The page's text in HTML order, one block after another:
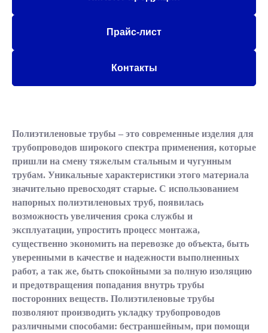
Прайс-лист
Контакты
Полиэтиленовые трубы – это современные изделия для
трубопроводов широкого спектра применения, которые
пришли на смену тяжелым стальным и чугунным
трубам. Уникальные характеристики этого материала
значительно превосходят старые. С использованием
напорных полиэтиленовых труб, появилась
возможность увеличения срока службы и
эксплуатации, упростить процесс монтажа,
существенно экономить на перевозке до объекта, быть
уверенными в качестве и надежности выполненных
работ, а так же, быть спокойными за полную изоляцию
и предотвращения попадания внутрь трубы
посторонних веществ. Полиэтиленовые трубы
позволяют производить укладку трубопроводов
различными способами: бестраншейным, при помощи